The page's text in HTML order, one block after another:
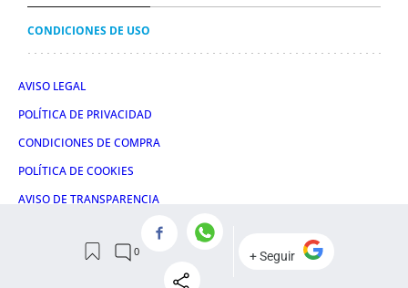
CONDICIONES DE USO
AVISO LEGAL
POLÍTICA DE PRIVACIDAD
CONDICIONES DE COMPRA
POLÍTICA DE COOKIES
AVISO DE TRANSPARENCIA